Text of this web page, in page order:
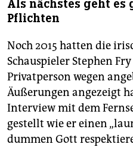
Als nächstes geht
Pflichten
Noch 2015 hatten die
Schauspieler Stephen
Privatperson wegen
Äußerungen angezeigt
Interview mit dem
gestellt wie er einen
dummen Gott